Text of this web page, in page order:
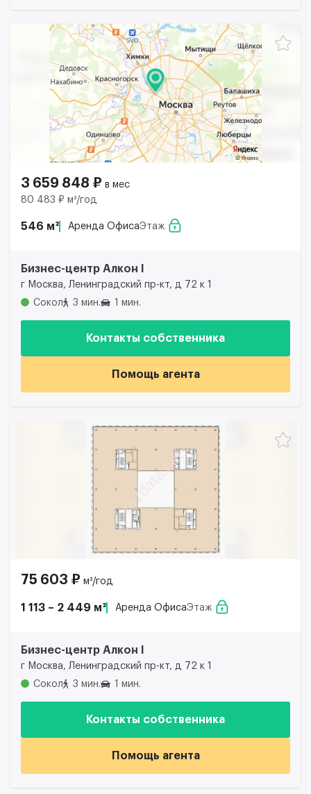
3 659 848 ₽ в мес
80 483 ₽ м²/год
546 м² Аренда ОфисаЭтаж
Бизнес-центр Алкон I
г Москва, Ленинградский пр-кт, д 72 к 1
Сокол
3 мин. 1 мин.
Контакты собственника
Помощь агента
75 603 ₽ м²/год
1 113 – 2 449 м² Аренда ОфисаЭтаж
Бизнес-центр Алкон I
г Москва, Ленинградский пр-кт, д 72 к 1
Сокол
3 мин. 1 мин.
Контакты собственника
Помощь агента